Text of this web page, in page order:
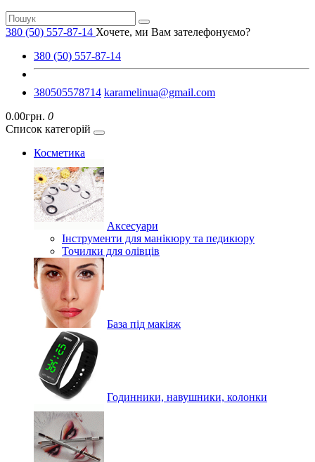
380 (50) 557-87-14 Хочете, ми Вам зателефонуємо?
380 (50) 557-87-14
380505578714 karamelinua@gmail.com
0.00грн. 0
Список категорій
Косметика
Аксесуари
Інструменти для манікюру та педикюру
Точилки для олівців
База під макіяж
Годинники, навушники, колонки